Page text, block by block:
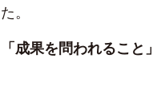
た。
「成果を問われること